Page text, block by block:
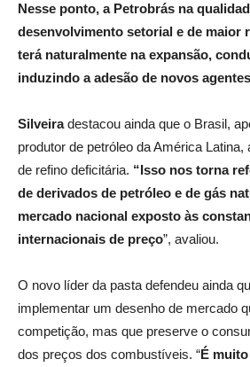
Nesse ponto, a Petrobrás na
desenvolvimento setorial e de maior
terá naturalmente na expansão,
induzindo a adesão de novos agentes
Silveiradestacou ainda que o Brasil,
produtor de petróleo da América
de refino deficitária. “Isso nos torna
de derivados de petróleo e de gás
mercado nacional exposto às
internacionais de preço”, avaliou.
O novo líder da pasta defendeu ainda
implementar um desenho de mercado
competição, mas que preserve o
dos preços dos combustíveis. “É